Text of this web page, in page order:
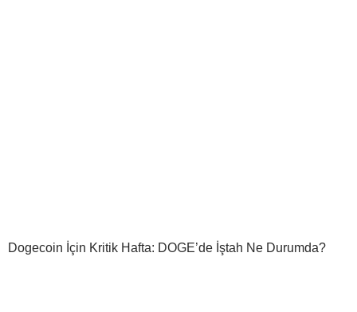
Dogecoin İçin Kritik Hafta: DOGE’de İştah Ne Durumda?